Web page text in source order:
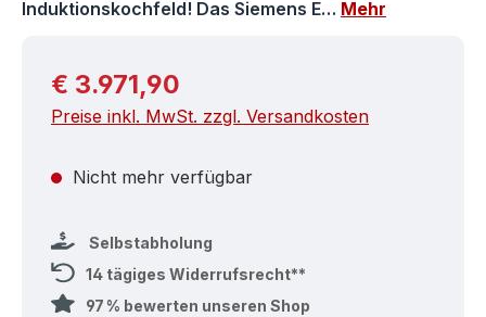
Induktionskochfeld! Das Siemens E… Mehr
Regulärer Preis:
€ 3.971,90
Preise inkl. MwSt. zzgl. Versandkosten
Nicht mehr verfügbar
Selbstabholung
14 tägiges Widerrufsrecht**
97 % bewerten unseren Shop